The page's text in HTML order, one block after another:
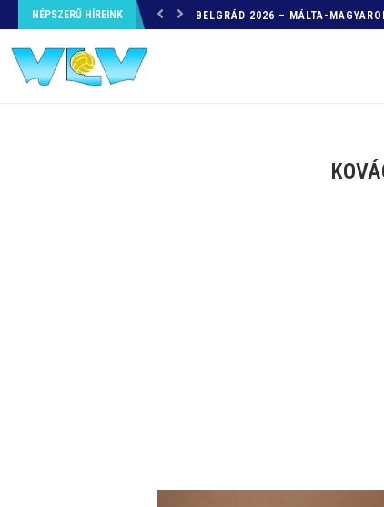
NÉPSZERŰ HÍREINK HELYZETKÉP AZ EB-RŐL – A